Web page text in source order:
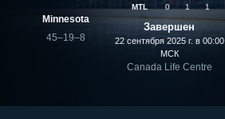
Minnesota
45–19–8
MTL
0 1 1
Завершен
22 сентября 2025 г. в 00:00
МСК
Canada Life Centre